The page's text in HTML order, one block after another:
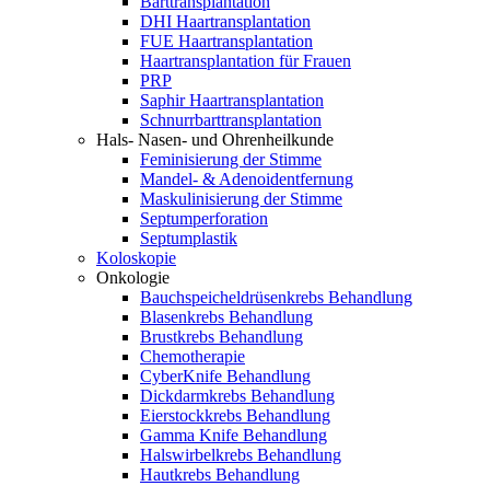
DHI Haartransplantation
FUE Haartransplantation
Haartransplantation für Frauen
PRP
Saphir Haartransplantation
Schnurrbarttransplantation
Hals- Nasen- und Ohrenheilkunde
Feminisierung der Stimme
Mandel- & Adenoidentfernung
Maskulinisierung der Stimme
Septumperforation
Septumplastik
Koloskopie
Onkologie
Bauchspeicheldrüsenkrebs Behandlung
Blasenkrebs Behandlung
Brustkrebs Behandlung
Chemotherapie
CyberKnife Behandlung
Dickdarmkrebs Behandlung
Eierstockkrebs Behandlung
Gamma Knife Behandlung
Halswirbelkrebs Behandlung
Hautkrebs Behandlung